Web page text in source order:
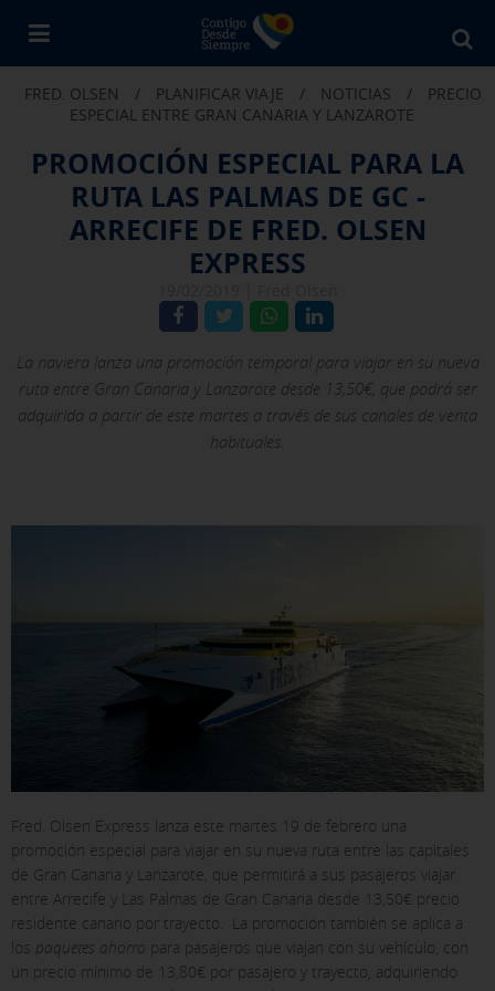
FRED. OLSEN / PLANIFICAR VIAJE / NOTICIAS /
PRECIO
ESPECIAL ENTRE GRAN CANARIA Y LANZAROTE
PROMOCIÓN ESPECIAL PARA LA
RUTA LAS PALMAS DE GC -
ARRECIFE DE FRED. OLSEN
EXPRESS
La naviera lanza una promoción temporal para viajar en su nueva
ruta entre Gran Canaria y Lanzarote desde 13,50€, que podrá ser
adquirida a partir de este martes a través de sus canales de venta
habituales.
Fred. Olsen Express lanza este martes 19 de febrero una
promoción especial para viajar en su nueva ruta entre las capitales
de Gran Canaria y Lanzarote, que permitirá a sus pasajeros viajar
entre Arrecife y Las Palmas de Gran Canaria desde 13,50€ precio
residente canario por trayecto. La promoción también se aplica a
los paquetes ahorro para pasajeros que viajan con su vehículo, con
un precio mínimo de 13,80€ por pasajero y trayecto, adquiriendo
CONFIGURACIÓN DE COOKIES